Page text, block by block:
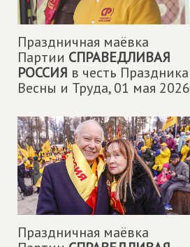
Праздничная маëвка
Партии СПРАВЕДЛИВАЯ
РОССИЯ в честь Праздника
Весны и Труда,01 мая 2026
Праздничная маëвка